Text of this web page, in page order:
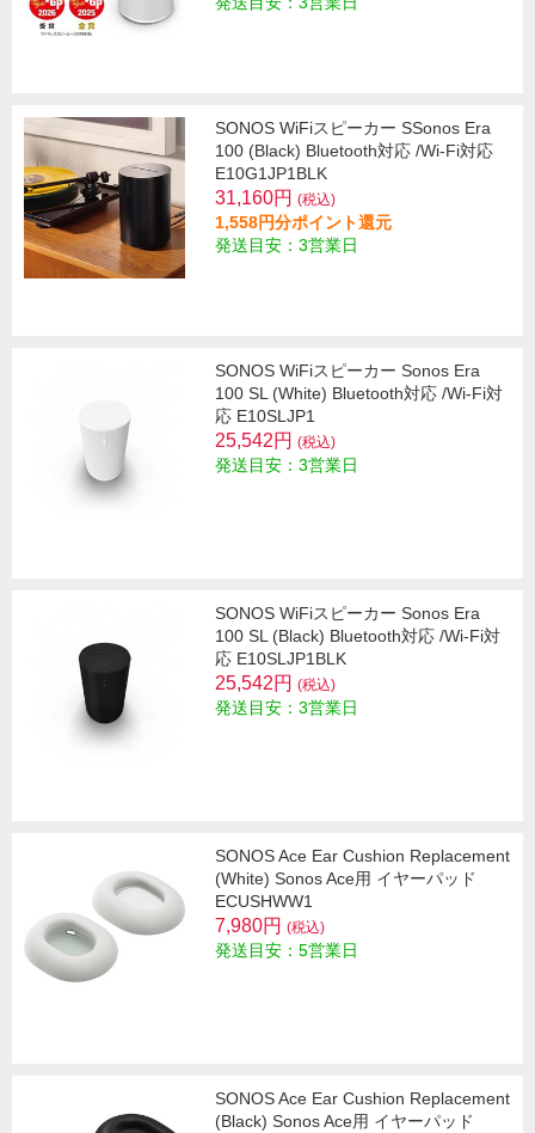
SONOS WiFiスピーカー SSonos Era
100 (Black) Bluetooth対応 /Wi-Fi対応
E10G1JP1BLK
31,160円 (税込)
1,558円分ポイント還元
発送目安：3営業日
SONOS WiFiスピーカー Sonos Era
100 SL (White) Bluetooth対応 /Wi-Fi対
応 E10SLJP1
25,542円 (税込)
発送目安：3営業日
SONOS WiFiスピーカー Sonos Era
100 SL (Black) Bluetooth対応 /Wi-Fi対
応 E10SLJP1BLK
25,542円 (税込)
発送目安：3営業日
SONOS Ace Ear Cushion Replacement
(White) Sonos Ace用 イヤーパッド
ECUSHWW1
7,980円 (税込)
発送目安：5営業日
SONOS Ace Ear Cushion Replacement
(Black) Sonos Ace用 イヤーパッド